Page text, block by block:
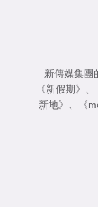
新傳媒集團
《新假期》 、
新地》 、 《